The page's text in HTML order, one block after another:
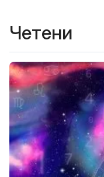
Четени